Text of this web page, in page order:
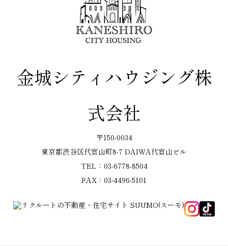
金城シティハウジング株
式会社
〒150-0034
東京都渋谷区代官山町8-7 DAIWA代官山ビル
TEL：03-6778-8504
FAX：03-4496-5101